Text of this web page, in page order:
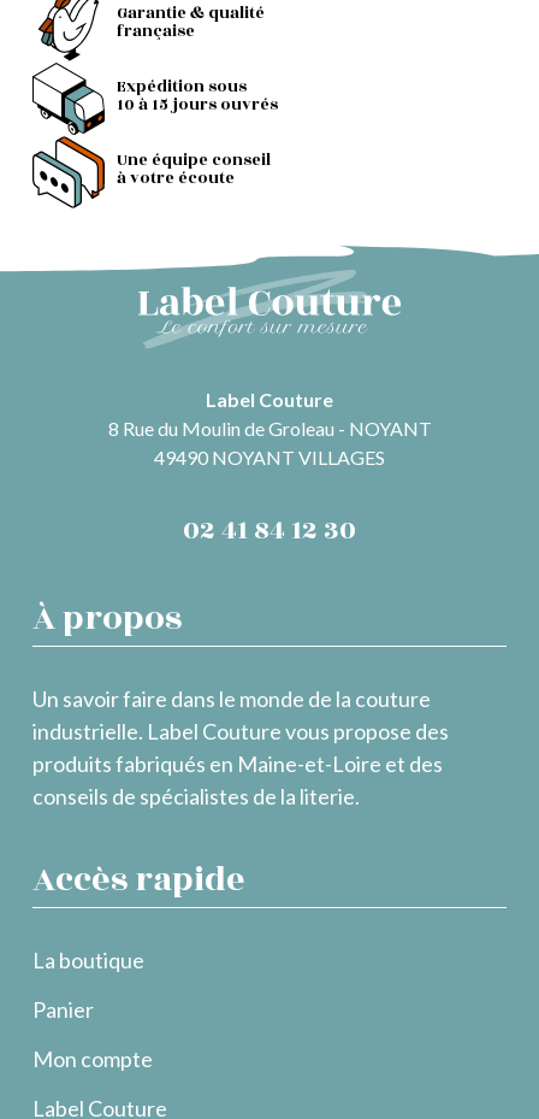
Garantie & qualité
française
Expédition sous
10 à 15 jours ouvrés
Une équipe conseil
à votre écoute
Label Couture
8 Rue du Moulin de Groleau - NOYANT
49490 NOYANT VILLAGES
02 41 84 12 30
À propos
Un savoir faire dans le monde de la couture
industrielle. Label Couture vous propose des
produits fabriqués en Maine-et-Loire et des
conseils de spécialistes de la literie.
Accès rapide
La boutique
Panier
Mon compte
Label Couture